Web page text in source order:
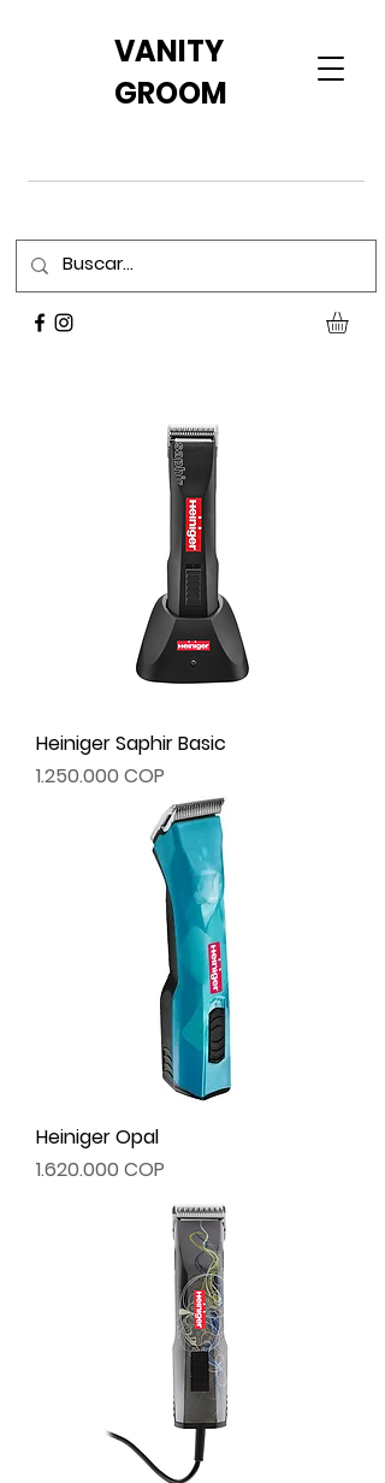
VANITY
GROOM
Heiniger Saphir Basic
Precio
1.250.000 COP
Heiniger Opal
Precio
1.620.000 COP